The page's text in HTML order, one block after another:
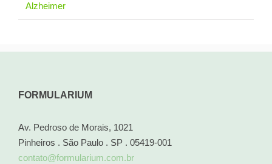
Alzheimer
FORMULARIUM
Av. Pedroso de Morais, 1021
Pinheiros . São Paulo . SP . 05419-001
contato@formularium.com.br